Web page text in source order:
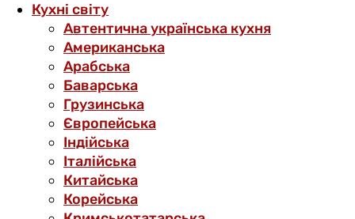
Кухні світу
Автентична українська кухня
Американська
Арабська
Баварська
Грузинська
Європейська
Індійська
Італійська
Китайська
Корейська